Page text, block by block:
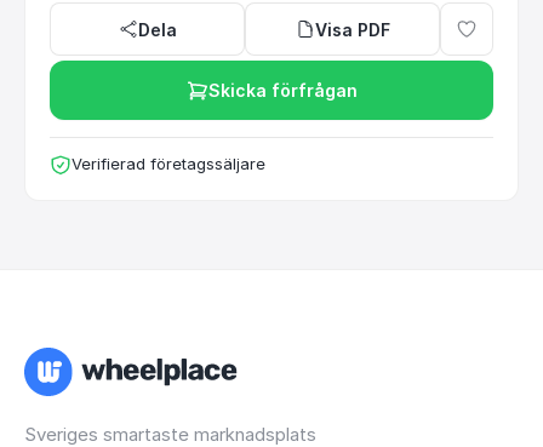
Dela Visa PDF
Skicka förfrågan
Verifierad företagssäljare
Sveriges smartaste marknadsplats